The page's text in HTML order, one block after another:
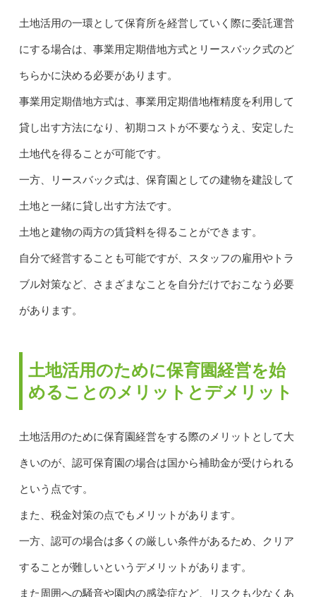
土地活用の一環として保育所を経営していく際に委託運営
にする場合は、事業用定期借地方式とリースバック式のど
ちらかに決める必要があります。
事業用定期借地方式は、事業用定期借地権精度を利用して
貸し出す方法になり、初期コストが不要なうえ、安定した
土地代を得ることが可能です。
一方、リースバック式は、保育園としての建物を建設して
土地と一緒に貸し出す方法です。
土地と建物の両方の賃貸料を得ることができます。
自分で経営することも可能ですが、スタッフの雇用やトラ
ブル対策など、さまざまなことを自分だけでおこなう必要
があります。
土地活用のために保育園経営を始
めることのメリットとデメリット
土地活用のために保育園経営をする際のメリットとして大
きいのが、認可保育園の場合は国から補助金が受けられる
という点です。
また、税金対策の点でもメリットがあります。
一方、認可の場合は多くの厳しい条件があるため、クリア
することが難しいというデメリットがあります。
また周囲への騒音や園内の感染症など、リスクも少なくあ